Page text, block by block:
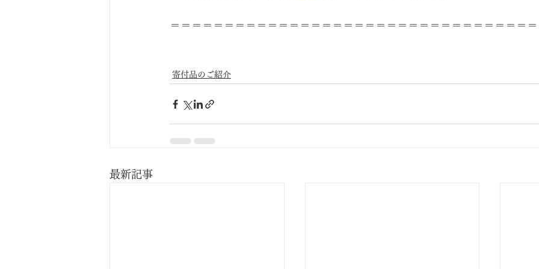
＝＝＝＝＝＝＝＝＝＝＝＝＝＝＝＝＝＝＝＝＝＝＝＝＝＝＝＝＝＝＝＝＝
寄付品のご紹介
最新記事